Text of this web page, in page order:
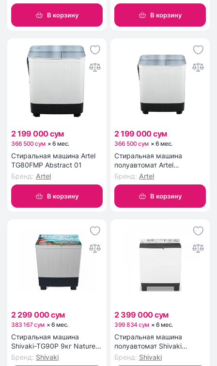
В корзину В корзину
2 199 000 сум
366 500 сум ×6 мес.
Стиральная машина Artel
TG80FMP Abstract 01
Бренд: Artel
В корзину
2 199 000 сум
366 500 сум ×6 мес.
Стиральная машина
полуавтомат Artel
TG80FMP Nature 01
Бренд: Artel
В корзину
2 299 000 сум
383 167 сум ×6 мес.
Стиральная машина
Shivaki-TG90P 9кг Nature
02
Бренд: Shivaki
2 399 000 сум
399 834 сум ×6 мес.
Стиральная машина
полуавтомат Shivaki
Shivaki-TG100FP 10кг
Бренд: Shivaki